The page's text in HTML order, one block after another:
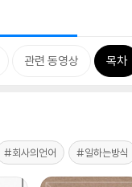
관련 동영상 목차
#회사의언어 #일하는방식